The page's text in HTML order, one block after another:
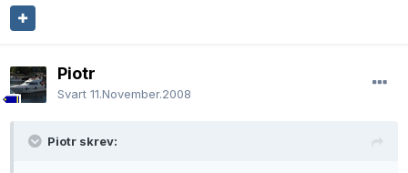
Piotr
Svart 11.November.2008
Piotr skrev: